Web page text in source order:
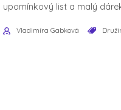
upomínkový list a malý
Vladimíra Gabková